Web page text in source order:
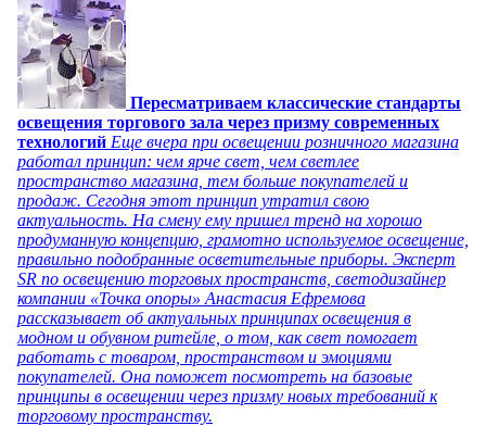
Пересматриваем классические стандарты
освещения торгового зала через призму современных
технологий Еще вчера при освещении розничного магазина
работал принцип: чем ярче свет, чем светлее
пространство магазина, тем больше покупателей и
продаж. Сегодня этот принцип утратил свою
актуальность. На смену ему пришел тренд на хорошо
продуманную концепцию, грамотно используемое освещение,
правильно подобранные осветительные приборы. Эксперт
SR по освещению торговых пространств, светодизайнер
компании «Точка опоры» Анастасия Ефремова
рассказывает об актуальных принципах освещения в
модном и обувном ритейле, о том, как свет помогает
работать с товаром, пространством и эмоциями
покупателей. Она поможет посмотреть на базовые
принципы в освещении через призму новых требований к
торговому пространству.